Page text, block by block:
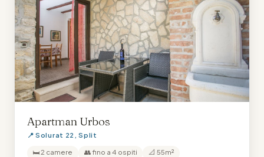
Apartman Urbos
📍 Solurat 22, Split
🛏 2 camere 👥 fino a 4 ospiti 📐 55m²